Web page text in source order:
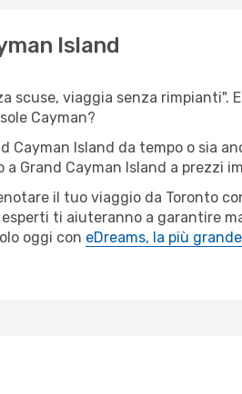
Island
scuse, viaggia senza
Cayman?
Island da tempo o sia
Grand Cayman Island a prezzi
il tuo viaggio da Toronto
ti aiuteranno a garantire
oggi con eDreams, la più